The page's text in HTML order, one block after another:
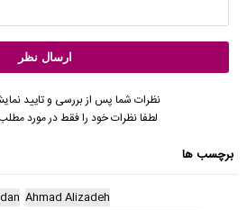
نظرات شما پس از بررسی و تایید
لطفا نظرات خود را فقط در مورد مطلب
برچسب ها
Ahmad Alizadeh